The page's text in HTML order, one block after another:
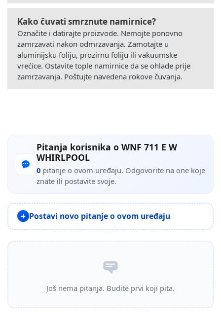
Kako čuvati smrznute namirnice?
Označite i datirajte proizvode. Nemojte ponovno
zamrzavati nakon odmrzavanja. Zamotajte u
aluminijsku foliju, prozirnu foliju ili vakuumske
vrećice. Ostavite tople namirnice da se ohlade prije
zamrzavanja. Poštujte navedena rokove čuvanja.
Pitanja korisnika o WNF 711 E W
WHIRLPOOL
0 pitanje o ovom uređaju. Odgovorite na one koje
znate ili postavite svoje.
Postavi novo pitanje o ovom uređaju
Još nema pitanja. Budite prvi koji pita.